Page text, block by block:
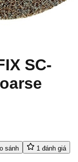
SC-
sánh 1 đánh giá